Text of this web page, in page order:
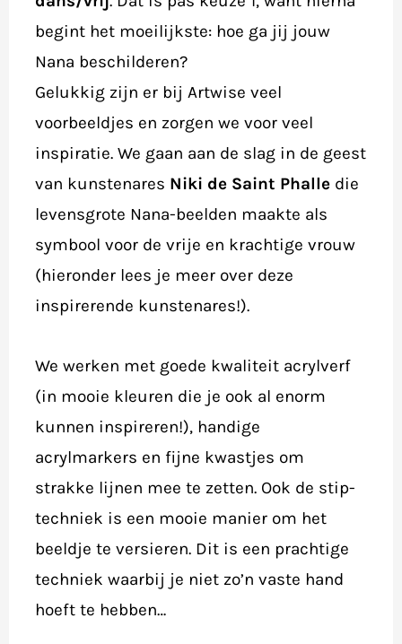
begint het moeilijkste: hoe ga jij jouw
Nana beschilderen?
Gelukkig zijn er bij Artwise veel
voorbeeldjes en zorgen we voor veel
inspiratie. We gaan aan de slag in de geest
van kunstenares Niki de Saint Phalle die
levensgrote Nana-beelden maakte als
symbool voor de vrije en krachtige vrouw
(hieronder lees je meer over deze
inspirerende kunstenares!).
We werken met goede kwaliteit acrylverf
(in mooie kleuren die je ook al enorm
kunnen inspireren!), handige
acrylmarkers en fijne kwastjes om
strakke lijnen mee te zetten. Ook de stip-
techniek is een mooie manier om het
beeldje te versieren. Dit is een prachtige
techniek waarbij je niet zo’n vaste hand
hoeft te hebben…